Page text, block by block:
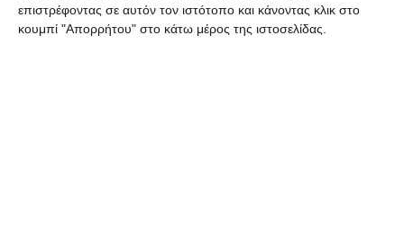
επιστρέφοντας σε αυτόν τον ιστότοπο και κάνοντας κλικ στο
κουμπί "Απορρήτου" στο κάτω μέρος της ιστοσελίδας.